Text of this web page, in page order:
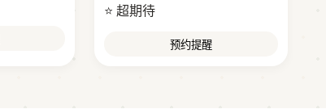
⭐ 超期待
预约提醒